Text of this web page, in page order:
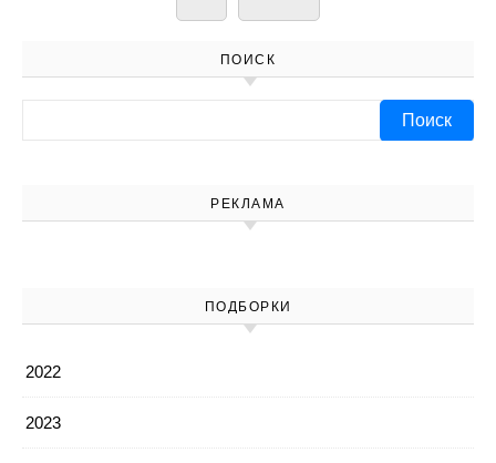
ПОИСК
РЕКЛАМА
ПОДБОРКИ
2022
2023